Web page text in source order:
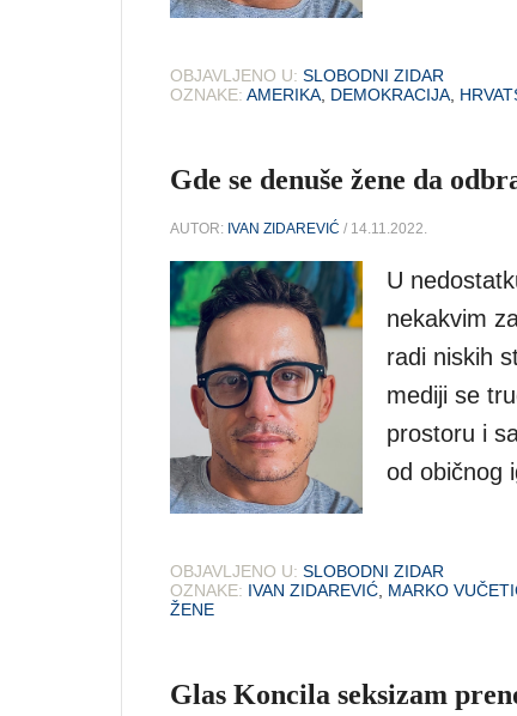
OBJAVLJENO U: SLOBODNI ZIDAR
OZNAKE: AMERIKA DEMOKRACIJA
Gde se denuše žene da
AUTOR: IVAN ZIDAREVIĆ / 14.11.2022.
U
nekakvim
radi niskih
mediji se
prostoru i
od običnog
OBJAVLJENO U: SLOBODNI ZIDAR
OZNAKE: IVAN ZIDAREVIĆ MARKO
ŽENE
Glas Koncila seksizam